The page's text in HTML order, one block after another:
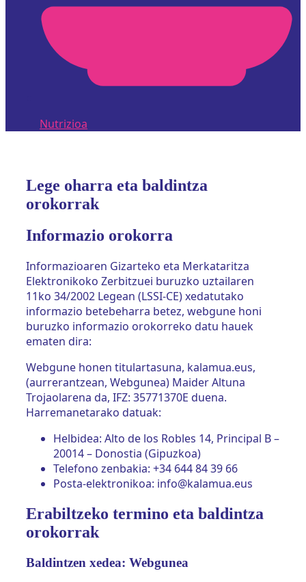
Nutrizioa
Lege oharra eta baldintza
orokorrak
Informazio orokorra
Informazioaren Gizarteko eta Merkataritza
Elektronikoko Zerbitzuei buruzko uztailaren
11ko 34/2002 Legean (LSSI-CE) xedatutako
informazio betebeharra betez, webgune honi
buruzko informazio orokorreko datu hauek
ematen dira:
Webgune honen titulartasuna, kalamua.eus,
(aurrerantzean, Webgunea) Maider Altuna
Trojaolarena da, IFZ: 35771370E duena.
Harremanetarako datuak:
Helbidea: Alto de los Robles 14, Principal B –
20014 – Donostia (Gipuzkoa)
Telefono zenbakia: +34 644 84 39 66
Posta-elektronikoa: info@kalamua.eus
Erabiltzeko termino eta baldintza
orokorrak
Baldintzen xedea: Webgunea